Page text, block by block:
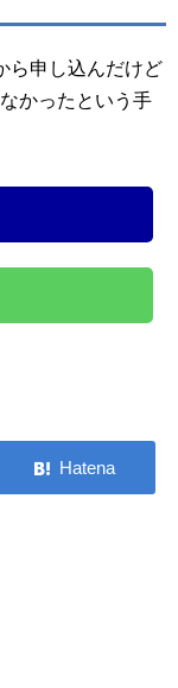
ら申し込んだけど
かったという手